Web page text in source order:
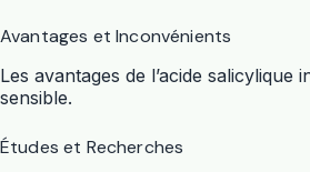
Avantages et Inconvénients
Les avantages de l’acide
sensible.
Études et Recherches